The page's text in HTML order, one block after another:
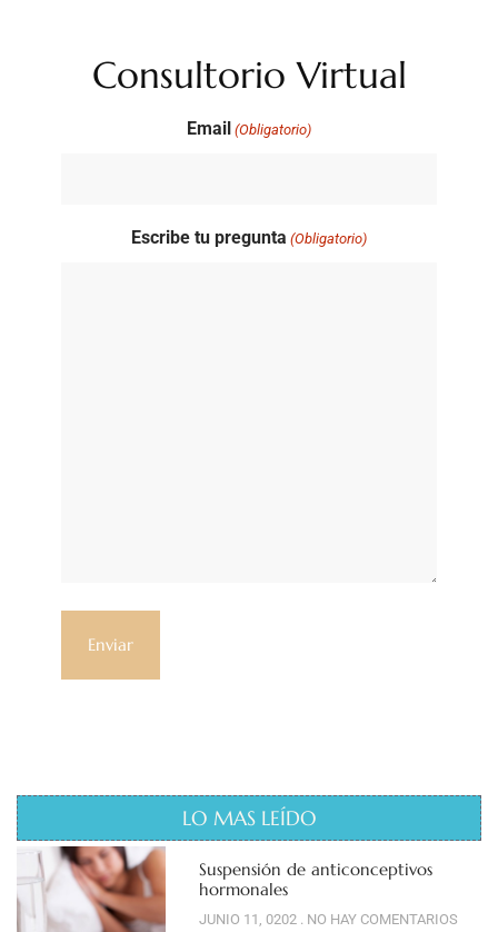
Consultorio Virtual
Email (Obligatorio)
Escribe tu pregunta (Obligatorio)
LO MAS LEÍDO
Suspensión de anticonceptivos
hormonales
JUNIO 11, 0202 NO HAY COMENTARIOS